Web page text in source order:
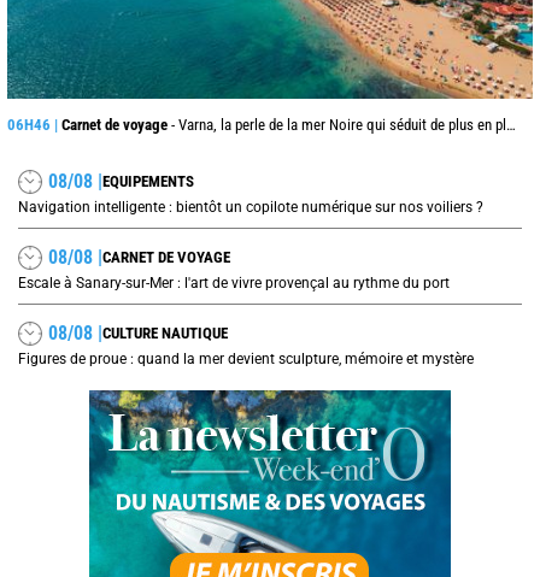
06H46 | Carnet de voyage - Varna, la perle de la mer Noire qui séduit de plus en plus les voyageurs cet été
08/08 |EQUIPEMENTS
Navigation intelligente : bientôt un copilote numérique sur nos voiliers ?
08/08 |CARNET DE VOYAGE
Escale à Sanary-sur-Mer : l'art de vivre provençal au rythme du port
08/08 |CULTURE NAUTIQUE
Figures de proue : quand la mer devient sculpture, mémoire et mystère